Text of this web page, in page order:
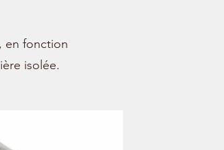
en fonction
isolée.